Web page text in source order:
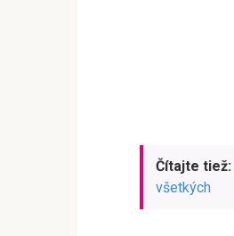
Čítajte tiež:
všetkých